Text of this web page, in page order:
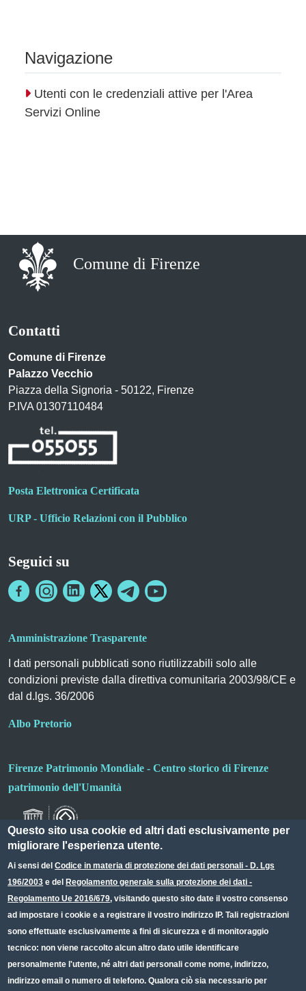
Navigazione
Utenti con le credenziali attive per l'Area
Servizi Online
Comune di Firenze
Contatti
Comune di Firenze
Palazzo Vecchio
Piazza della Signoria - 50122, Firenze
P.IVA 01307110484
Posta Elettronica Certificata
URP - Ufficio Relazioni con il Pubblico
Seguici su
Amministrazione Trasparente
I dati personali pubblicati sono riutilizzabili solo alle
condizioni previste dalla direttiva comunitaria 2003/98/CE e
dal d.lgs. 36/2006
Albo Pretorio
Firenze Patrimonio Mondiale - Centro storico di Firenze
patrimonio dell'Umanità
Small prints
Useful links section
Redazione web
Privacy
Note legali
Questo sito usa cookie ed altri dati esclusivamente per
migliorare l'esperienza utente.
Ai sensi delCodice in materia di protezione dei dati personali - D. Lgs
196/2003 e del Regolamento generale sulla protezione dei dati -
Regolamento Ue 2016/679, visitando questo sito date il vostro consenso
ad impostare i cookie e a registrare il vostro indirizzo IP. Tali registrazioni
sono effettuate esclusivamente a fini di sicurezza e di monitoraggio
tecnico: non viene raccolto alcun altro dato utile identificare
personalmente l'utente, né altri dati personali come nome, indirizzo,
indirizzo email o numero di telefono. Qualora ciò sia necessario per